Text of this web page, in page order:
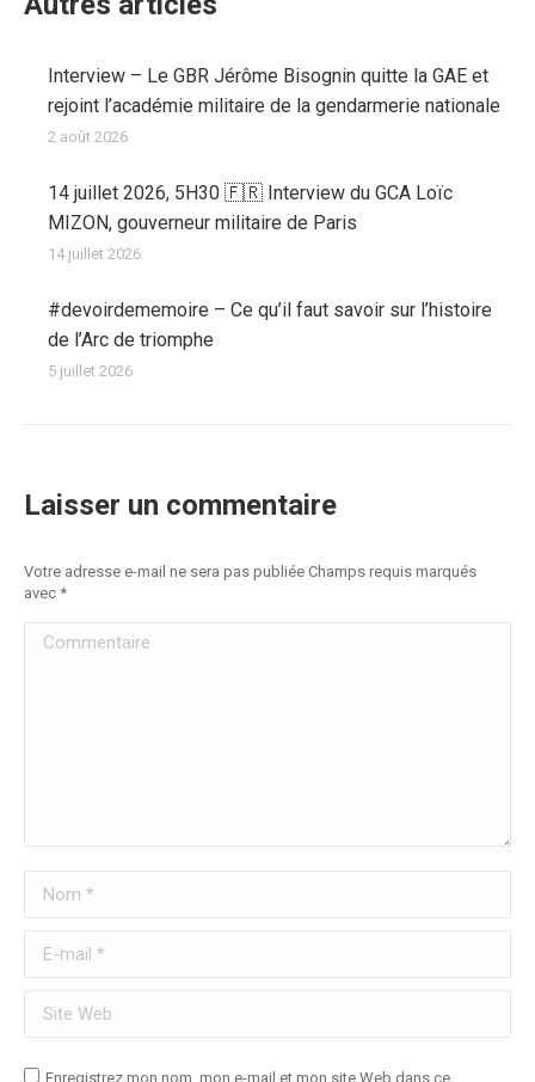
Interview – Le GBR Jérôme Bisognin quitte la GAE et
rejoint l’académie militaire de la gendarmerie nationale
2 août 2026
14 juillet 2026, 5H30 🇫🇷 Interview du GCA Loïc
MIZON, gouverneur militaire de Paris
14 juillet 2026
#devoirdememoire – Ce qu’il faut savoir sur l’histoire
de l’Arc de triomphe
5 juillet 2026
Laisser un commentaire
Votre adresse e-mail ne sera pas publiée Champs requis marqués
avec *
Commentaire
Nom *
E-mail *
Site Web
Enregistrez mon nom, mon e-mail et mon site Web dans ce